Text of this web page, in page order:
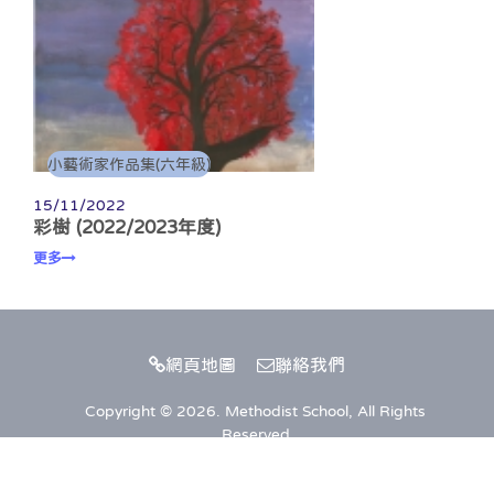
小藝術家作品集(六年級)
15/11/2022
彩樹 (2022/2023年度)
更多
網頁地圖 聯絡我們
Copyright © 2026. Methodist School, All Rights
Reserved